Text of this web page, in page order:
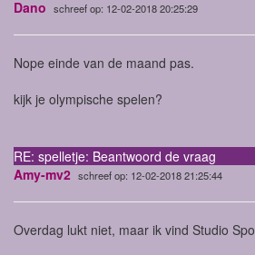
Dano schreef op: 12-02-2018 20:25:29
Nope einde van de maand pas.
kijk je olympische spelen?
RE: spelletje: Beantwoord de vraag
Amy-mv2 schreef op: 12-02-2018 21:25:44
Overdag lukt niet, maar ik vind Studio